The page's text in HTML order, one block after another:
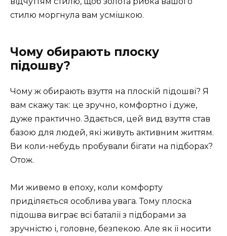
стилю моргнула вам усмішкою.
Чому обирають плоску
підошву?
Чому ж обирають взуття на плоскій підошві? Я
вам скажу так: це зручно, комфортно і дуже,
дуже практично. Здається, цей вид взуття став
базою для людей, які живуть активним життям.
Ви коли-небудь пробували бігати на підборах?
Отож.
Ми живемо в епоху, коли комфорту
приділяється особлива увага. Тому плоска
підошва виграє всі баталії з підборами за
зручністю і, головне, безпекою. Але як її носити